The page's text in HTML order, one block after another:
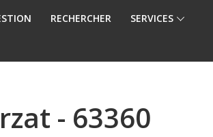
RECHERCHER
SERVICES
- 63360